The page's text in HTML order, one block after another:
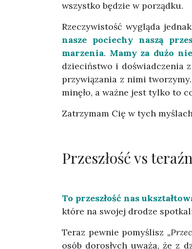
wszystko będzie w porządku.
Rzeczywistość wygląda
nasze pociechy naszą
marzenia. Mamy za dużo
dzieciństwo i doświadczenia
przywiązania z nimi
minęło, a ważne jest tylko to
Zatrzymam Cię w tych
Przeszłość vs
To przeszłość nas
które na swojej drodze
Teraz pewnie pomyślisz
osób dorosłych uważa, że z